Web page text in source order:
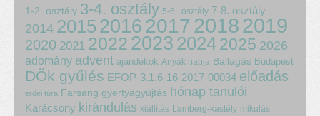
1-2. osztály 3-4. osztály 5-6.. osztály 7-8. osztály
2014 2015 2016 2017 20182019
2020 2021 2022 2023 20242025 2026
adomány advent ajándékok Anyák napja Ballagás Budapest
DÖk gyűlés EFOP-3.1.6-16-2017-00034 előadás
erdei túra Farsang gyertyagyújtás hónap tanulói
Karácsony kirándulás kiállítás Lamberg-kastély mikulás